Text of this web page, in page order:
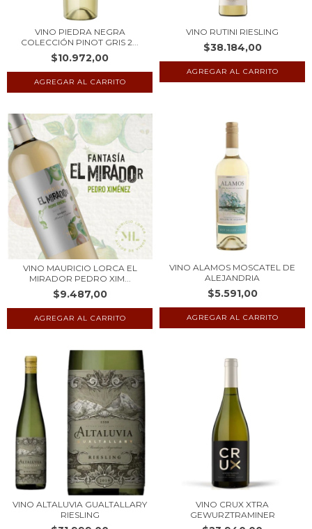
VINO PIEDRA NEGRA
COLECCIÓN PINOT GRIS 2...
$10.972,00
VINO RUTINI RIESLING
$38.184,00
VINO MAURICIO LORCA EL
MIRADOR PEDRO XIM...
$9.487,00
VINO ALAMOS MOSCATEL DE
ALEJANDRIA
$5.591,00
VINO ALTALUVIA GUALTALLARY
RIESLING
VINO CRUX XTRA
GEWURZTRAMINER